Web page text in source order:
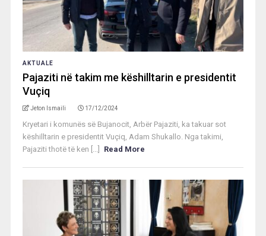
AKTUALE
Pajaziti në takim me këshilltarin e presidentit
Vuçiq
Jeton Ismaili 17/12/2024
Kryetari i komunës së Bujanocit, Arbër Pajaziti, ka takuar sot
këshilltarin e presidentit Vuçiq, Adam Shukallo. Nga takimi,
Pajaziti thotë të ken [...]
Read More